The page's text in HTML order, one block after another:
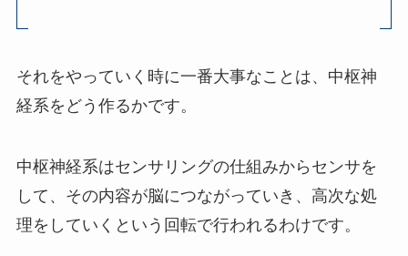
それをやっていく時に一番大事なことは、中枢神
経系をどう作るかです。
中枢神経系はセンサリングの仕組みからセンサを
して、その内容が脳につながっていき、高次な処
理をしていくという回転で行われるわけです。